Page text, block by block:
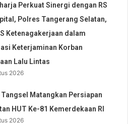
Perkuat Sinergi dengan RS
Polres Tangerang Selatan,
Ketenagakerjaan dalam
Keterjaminan Korban
Lalu Lintas
2026
Matangkan Persiapan
HUT Ke-81 Kemerdekaan RI
2026